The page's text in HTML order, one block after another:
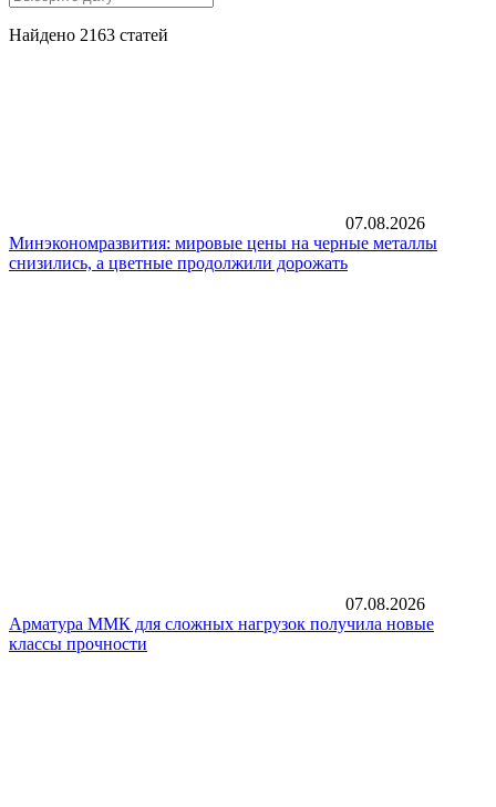
Найдено 2163 статей
07.08.2026
Минэкономразвития: мировые цены на черные металлы
снизились, а цветные продолжили дорожать
07.08.2026
Арматура ММК для сложных нагрузок получила новые
классы прочности